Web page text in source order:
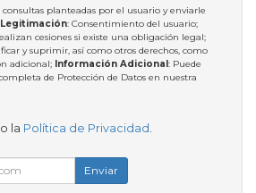
consultas planteadas por el usuario y enviarle
Legitimación: Consentimiento del usuario;
cesiones si existe una obligación legal;
y suprimir, así como otros derechos, como
adicional; Información Adicional: Puede
de Protección de Datos en nuestra
la Política de Privacidad
Enviar